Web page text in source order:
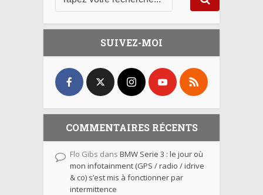
SUIVEZ-MOI
COMMENTAIRES RÉCENTS
Flo Gibs dans BMW Serie 3 : le jour où
mon infotainment (GPS / radio / idrive
& co) s’est mis à fonctionner par
intermittence